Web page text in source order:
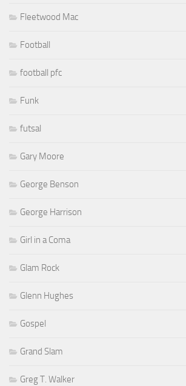
Fleetwood Mac
Football
football pfc
Funk
futsal
Gary Moore
George Benson
George Harrison
Girl in a Coma
Glam Rock
Glenn Hughes
Gospel
Grand Slam
Greg T. Walker